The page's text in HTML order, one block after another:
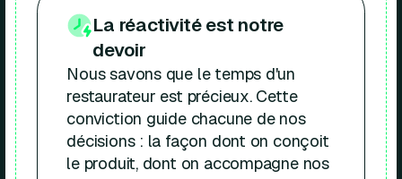
La réactivité est notre
devoir
Nous savons que le temps d'un
restaurateur est précieux. Cette
conviction guide chacune de nos
décisions : la façon dont on conçoit
le produit, dont on accompagne nos